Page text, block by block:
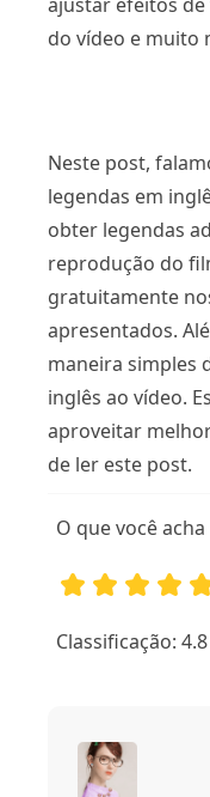
do vídeo e muito
Neste post,
legendas em
obter legendas
reprodução do
gratuitamente
apresentados.
maneira simples
inglês ao vídeo.
aproveitar
de ler este post.
O que você
Classificação: